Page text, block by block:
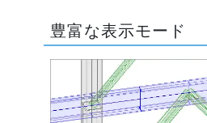
豊富な表示モード